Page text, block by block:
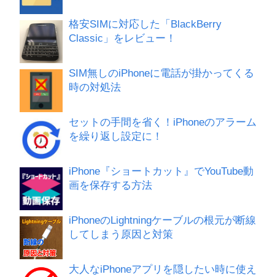
格安SIMに対応した「BlackBerry
Classic」をレビュー！
SIM無しのiPhoneに電話が掛かってくる
時の対処法
セットの手間を省く！iPhoneのアラーム
を繰り返し設定に！
iPhone『ショートカット』でYouTube動
画を保存する方法
iPhoneのLightningケーブルの根元が断線
してしまう原因と対策
大人なiPhoneアプリを隠したい時に使え